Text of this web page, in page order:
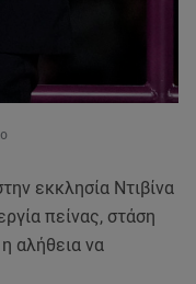
εκκλησία Ντιβίνα
πείνας, στάση
αλήθεια να